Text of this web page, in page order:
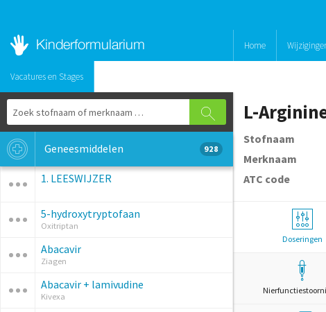
Home
Vacatures en Stages
Geneesmiddelen 928
1. LEESWIJZER
5-hydroxytryptofaan
Oxitriptan
Abacavir
Ziagen
Abacavir + lamivudine
Kivexa
L-
Stofnaam
Merknaam
ATC code
Doseringen